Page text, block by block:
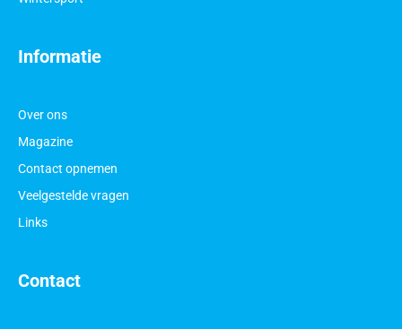
Contact
Informatie
Over ons
Magazine
Contact opnemen
Veelgestelde vragen
Links